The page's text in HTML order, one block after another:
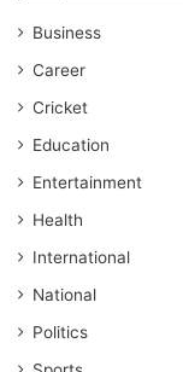
Business
Career
Cricket
Education
Entertainment
Health
International
National
Politics